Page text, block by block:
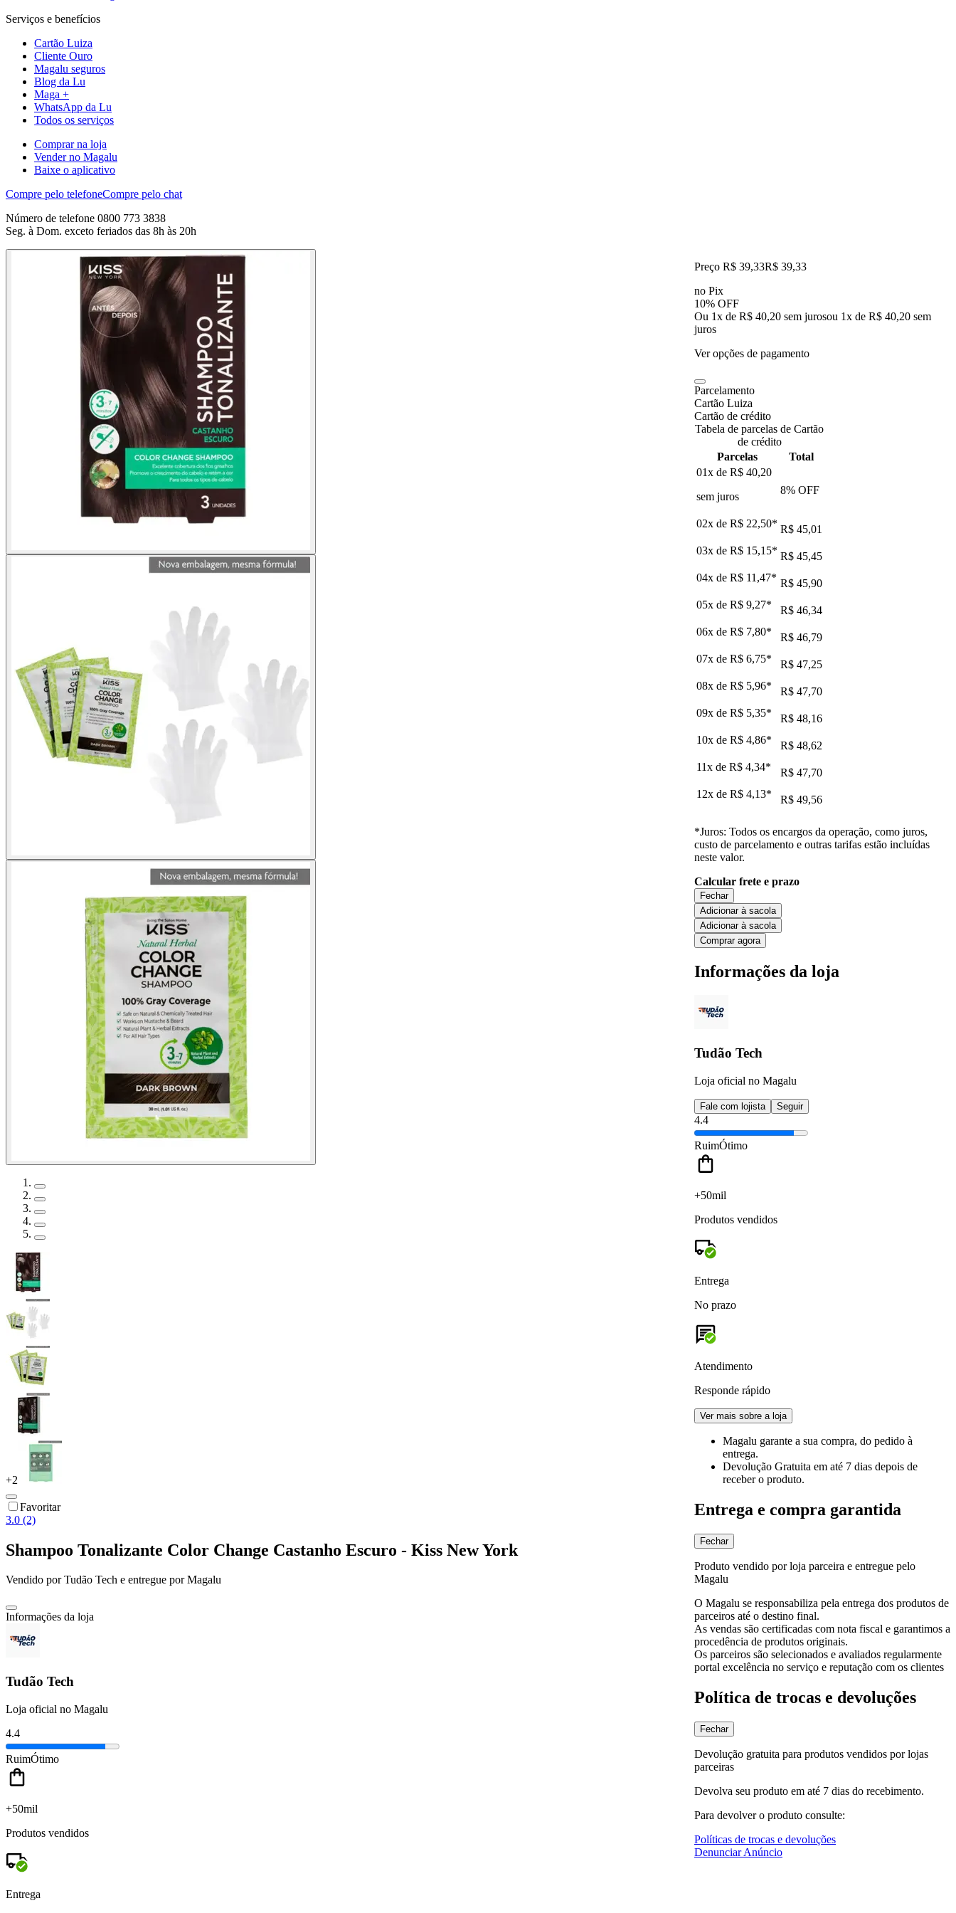
Serviços e benefícios
Cartão Luiza
Cliente Ouro
Magalu seguros
Blog da Lu
Maga +
WhatsApp da Lu
Todos os serviços
Comprar na loja
Vender no Magalu
Baixe o aplicativo
Compre pelo telefoneCompre pelo chat
Número de telefone 0800 773 3838
Seg. à Dom. exceto feriados das 8h às 20h
+2
Favoritar
3.0 (2)
Shampoo Tonalizante Color Change Castanho Escuro - Kiss New York
Vendido porTudão Tech e entregue por Magalu
Informações da loja
Tudão Tech
Loja oficial no Magalu
4.4
RuimÓtimo
+50mil
Produtos vendidos
Entrega
Preço R$ 39,33R$ 39,33
no Pix
10% OFF
Ou 1x de R$ 40,20 sem jurosou 1x de R$ 40,20 sem
juros
Ver opções de pagamento
Parcelamento
Cartão Luiza
Cartão de crédito
Tabela de parcelas de Cartão
de crédito
Parcelas
Total
01x de R$ 40,20
sem juros
8% OFF
02x de R$ 22,50* R$ 45,01
03x de R$ 15,15* R$ 45,45
04x de R$ 11,47* R$ 45,90
05x de R$ 9,27*
R$ 46,34
06x de R$ 7,80*
R$ 46,79
07x de R$ 6,75*
R$ 47,25
08x de R$ 5,96*
R$ 47,70
09x de R$ 5,35*
R$ 48,16
10x de R$ 4,86*
R$ 48,62
11x de R$ 4,34*
R$ 47,70
12x de R$ 4,13* R$ 49,56
*Juros: Todos os encargos da operação, como juros,
custo de parcelamento e outras tarifas estão incluídas
neste valor.
Calcular frete e prazo
Fechar
Adicionar à sacola
Adicionar à sacola
Comprar agora
Informações da loja
Tudão Tech
Loja oficial no Magalu
Fale com lojista Seguir
4.4
RuimÓtimo
+50mil
Produtos vendidos
Entrega
No prazo
Atendimento
Responde rápido
Ver mais sobre a loja
Magalu garante a sua compra, do pedido à
entrega.
Devolução Gratuita em até 7 dias depois de
receber o produto.
Entrega e compra garantida
Fechar
Produto vendido por loja parceira e entregue pelo
Magalu
O Magalu se responsabiliza pela entrega dos produtos de
parceiros até o destino final.
As vendas são certificadas com nota fiscal e garantimos a
procedência de produtos originais.
Os parceiros são selecionados e avaliados regularmente
portal excelência no serviço e reputação com os clientes
Política de trocas e devoluções
Fechar
Devolução gratuita para produtos vendidos por lojas
parceiras
Devolva seu produto em até 7 dias do recebimento.
Para devolver o produto consulte:
Políticas de trocas e devoluções
Denunciar Anúncio